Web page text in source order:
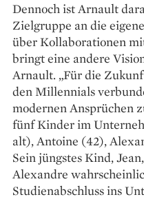
Dennoch ist Arnault
Zielgruppe an die
über Kollaborationen
bringt eine andere
Arnault. „Für die
den Millennials
modernen Ansprüchen
fünf Kinder im
alt), Antoine (42),
Sein jüngstes Kind,
Alexandre
Studienabschluss ins